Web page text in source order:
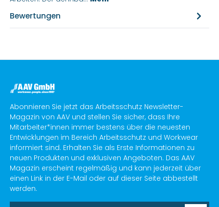
Bewertungen
Abonnieren Sie jetzt das Arbeitsschutz Newsletter-
Magazin von AAV und stellen Sie sicher, dass Ihre
Mitarbeiter*innen immer bestens über die neuesten
Entwicklungen im Bereich Arbeitsschutz und Workwear
informiert sind. Erhalten Sie als Erste Informationen zu
neuen Produkten und exklusiven Angeboten. Das AAV
Magazin erscheint regelmäßig und kann jederzeit über
einen Link in der E-Mail oder auf dieser Seite abbestellt
werden.